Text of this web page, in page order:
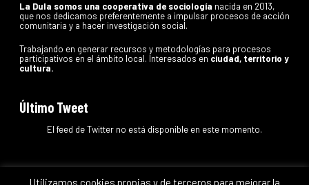
La Dula somos una cooperativa de sociología nacida en 2013,
que nos dedicamos preferentemente a impulsar procesos de acción
comunitaria y a hacer investigación social.
Trabajando en generar recursos y metodologías para procesos
participativos en el ámbito local. Interesados en ciudad, territorio y
cultura.
Último Tweet
El feed de Twitter no está disponible en este momento.
Utilizamos cookies propias y de terceros para mejorar la